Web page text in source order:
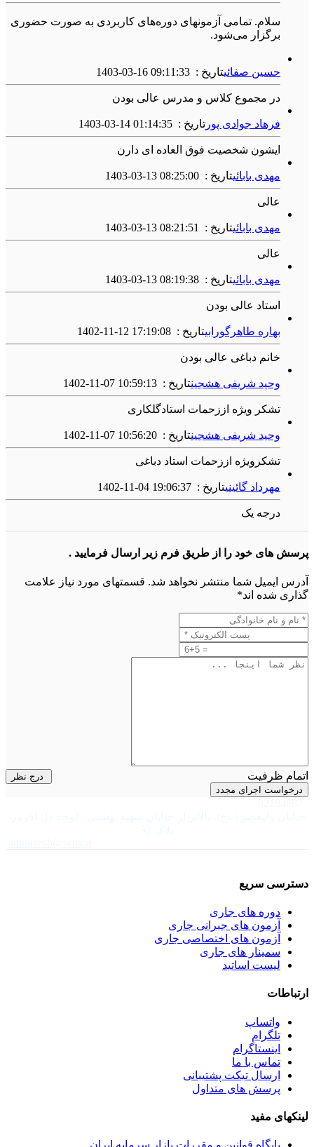
سلام. تمامی آزمونهای دوره‌های کاربردی به صورت حضوری
برگزار می‌شود.
حسین صفائیتاریخ : 1403-03-16 09:11:33
در مجموع کلاس و مدرس عالی بودن
فرهاد جوادی پور تاریخ : 1403-03-14 01:14:35
ایشون شخصیت فوق العاده ای دارن
مهدی بابائیتاریخ : 1403-03-13 08:25:00
عالی
مهدی بابائیتاریخ : 1403-03-13 08:21:51
عالی
مهدی بابائیتاریخ : 1403-03-13 08:19:38
استاد عالی بودن
بهاره طاهرگورابیتاریخ : 1402-11-12 17:19:08
خانم دباغی عالی بودن
وحید شریفی هشجینتاریخ : 1402-11-07 10:59:13
تشکر ویژه اززحمات استادگلکاری
وحید شریفی هشجینتاریخ : 1402-11-07 10:56:20
تشکرویژه اززحمات استاد دباغی
مهرداد گائینیتاریخ : 1402-11-04 19:06:37
درجه یک
پرسش های خود را از طریق فرم زیر ارسال فرمایید .
آدرس ایمیل شما منتشر نخواهد شد. قسمتهای مورد نیاز علامت
گذاری شده اند*
درج نظر اتمام ظرفیت
درخواست اجرای مجدد
دسترسی سریع
دوره های جاری
آزمون های جبرانی جاری
آزمون های اختصاصی جاری
سمینار های جاری
لیست اساتید
ارتباطات
واتساپ
تلگرام
اینستاگرام
تماس با ما
ارسال تیکت پشتیبانی
پرسش های متداول
لینکهای مفید